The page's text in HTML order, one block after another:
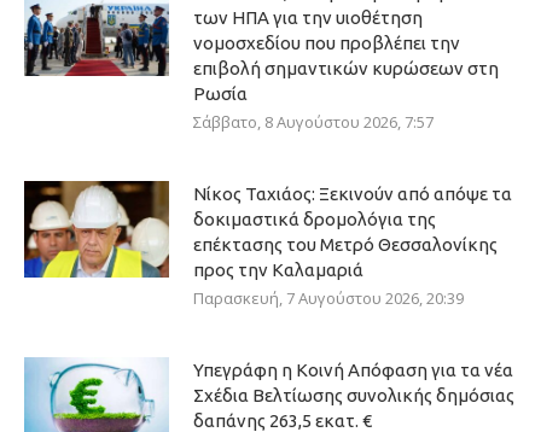
των ΗΠΑ για την υιοθέτηση
νομοσχεδίου που προβλέπει την
επιβολή σημαντικών κυρώσεων στη
Ρωσία
Σάββατο, 8 Αυγούστου 2026, 7:57
Νίκος Ταχιάος: Ξεκινούν από απόψε τα
δοκιμαστικά δρομολόγια της
επέκτασης του Μετρό Θεσσαλονίκης
προς την Καλαμαριά
Παρασκευή, 7 Αυγούστου 2026, 20:39
Υπεγράφη η Κοινή Απόφαση για τα νέα
Σχέδια Βελτίωσης συνολικής δημόσιας
δαπάνης 263,5 εκατ. €